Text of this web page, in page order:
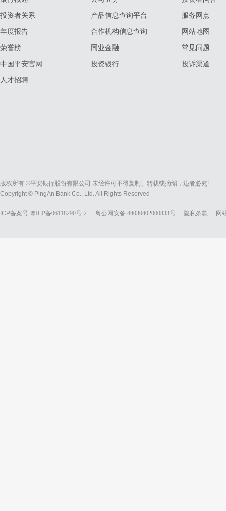
投资者关系
年度报告
荣誉榜
中国平安官网
人才招聘
产品信息查询平台
合作机构信息查询
同业金融
投资银行
服务网点
网站地图
常见问题
投诉渠道
版权所有 ©平安银行股份有限公司 未经许可不得复制、转载或摘编，违者必究!
Copyright © PingAn Bank Co., Ltd. All Rights Reserved
ICP备案号 粤ICP备06118290号-2 粤公网安备 44030402000833号 隐私条款 网